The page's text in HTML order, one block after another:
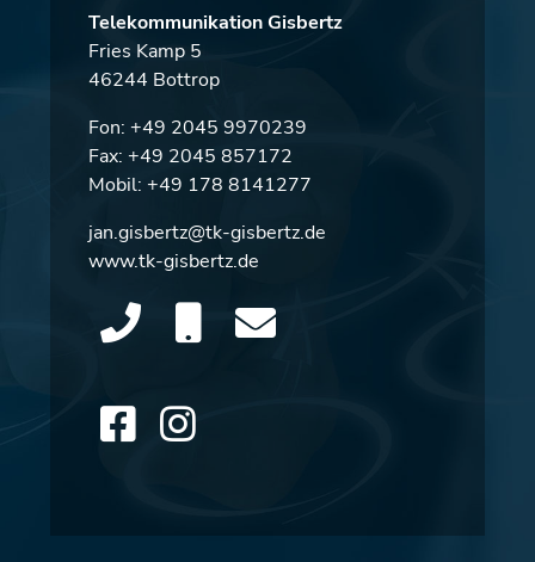
Telekommunikation Gisbertz
Fries Kamp 5
46244 Bottrop
Fon: +49 2045 9970239
Fax: +49 2045 857172
Mobil: +49 178 8141277
jan.gisbertz@tk-gisbertz.de
www.tk-gisbertz.de